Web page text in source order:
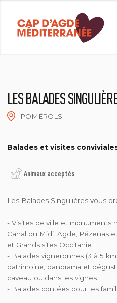
contenu
LES BALADES
POMÉROLS
Balades et visites
Animaux acceptés
Les Balades Singulières vous
- Visites de ville et monuments
Canal du Midi. Agde, Pézenas
et Grands sites Occitanie.
- Balades vigneronnes (3 à 5
patrimoine, panorama et
caveau ou dans les vignes.
- Balades contées pour les